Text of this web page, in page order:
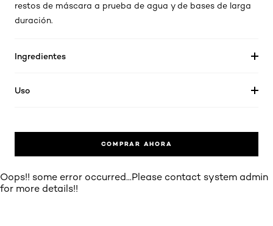
restos de máscara a prueba de agua y de bases de larga
duración.
Ingredientes
Uso
COMPRAR AHORA
Oops!! some error occurred...Please contact system admin
for more details!!